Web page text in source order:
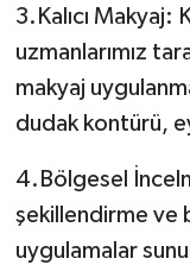
3.Kalıcı Makyaj:
uzmanlarımız
makyaj
dudak kontürü,
4.Bölgesel
şekillendirme ve
uygulamalar